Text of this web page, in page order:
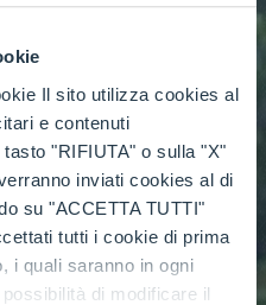
Il sito utilizza cookies al
e contenuti
"RIFIUTA" o sulla "X"
inviati cookies al di
su "ACCETTA TUTTI"
tutti i cookie di prima
i quali saranno in ogni
di modificare il